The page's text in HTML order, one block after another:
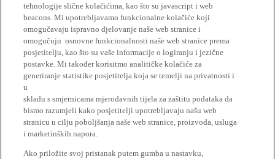
tehnologije slične kolačićima, kao što su javascript i web
beacons. Mi upotrebljavamo funkcionalne kolačiće koji
omogučavaju ispravno djelovanje naše web stranice i
omogučuju osnovne funkcionalnosti naše web stranice prema
posjetitelju, kao što su vaše informacije o logiranju i jezične
postavke. Mi također korisitmo analitičke kolačiće za
generiranje statistike posjetitelja koja se temelji na privatnosti i
u
skladu s smjernicama mjerodavnih tijela za zaštitu podataka da
bismo razumjeli kako posjetitelji upotrebljavaju našu web
stranicu u cilju poboljšanja naše web stranice, proizvoda, usluga
i marketinških napora.
Ako priložite svoj pristanak putem gumba u nastavku,